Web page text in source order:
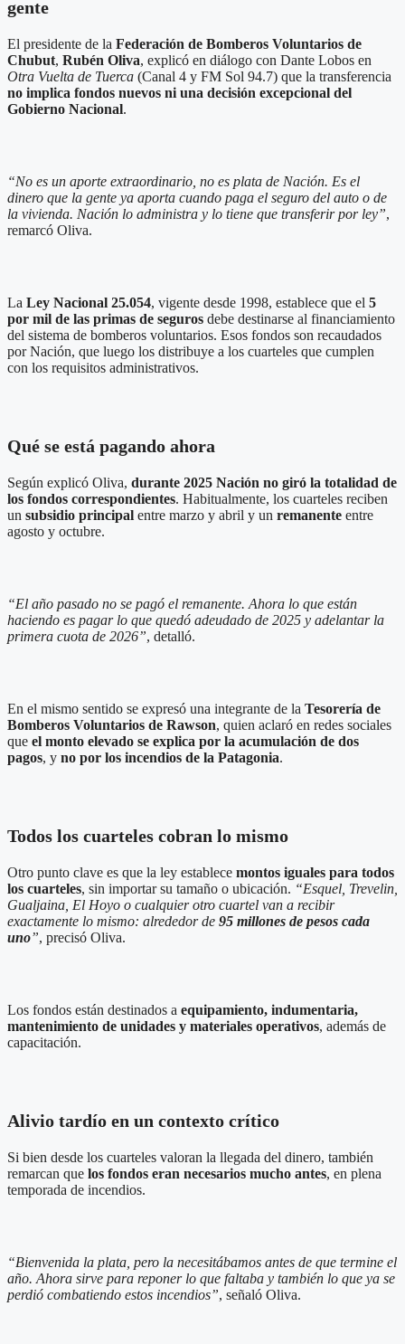
gente
El presidente de la Federación de Bomberos Voluntarios de
Chubut, Rubén Oliva, explicó en diálogo con Dante Lobos en
Otra Vuelta de Tuerca (Canal 4 y FM Sol 94.7) que la transferencia
no implica fondos nuevos ni una decisión excepcional del
Gobierno Nacional.
“No es un aporte extraordinario, no es plata de Nación. Es el
dinero que la gente ya aporta cuando paga el seguro del auto o de
la vivienda. Nación lo administra y lo tiene que transferir por ley”,
remarcó Oliva.
La Ley Nacional 25.054, vigente desde 1998, establece que el 5
por mil de las primas de seguros debe destinarse al financiamiento
del sistema de bomberos voluntarios. Esos fondos son recaudados
por Nación, que luego los distribuye a los cuarteles que cumplen
con los requisitos administrativos.
Qué se está pagando ahora
Según explicó Oliva, durante 2025 Nación no giró la totalidad de
los fondos correspondientes. Habitualmente, los cuarteles reciben
un subsidio principal entre marzo y abril y un remanente entre
agosto y octubre.
“El año pasado no se pagó el remanente. Ahora lo que están
haciendo es pagar lo que quedó adeudado de 2025 y adelantar la
primera cuota de 2026”, detalló.
En el mismo sentido se expresó una integrante de la Tesorería de
Bomberos Voluntarios de Rawson, quien aclaró en redes sociales
que el monto elevado se explica por la acumulación de dos
pagos, y no por los incendios de la Patagonia.
Todos los cuarteles cobran lo mismo
Otro punto clave es que la ley establece montos iguales para todos
los cuarteles, sin importar su tamaño o ubicación. “Esquel, Trevelin,
Gualjaina, El Hoyo o cualquier otro cuartel van a recibir
exactamente lo mismo: alrededor de 95 millones de pesos cada
uno”, precisó Oliva.
Los fondos están destinados a equipamiento, indumentaria,
mantenimiento de unidades y materiales operativos, además de
capacitación.
Alivio tardío en un contexto crítico
Si bien desde los cuarteles valoran la llegada del dinero, también
remarcan que los fondos eran necesarios mucho antes, en plena
temporada de incendios.
“Bienvenida la plata, pero la necesitábamos antes de que termine el
año. Ahora sirve para reponer lo que faltaba y también lo que ya se
perdió combatiendo estos incendios”, señaló Oliva.